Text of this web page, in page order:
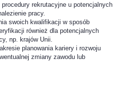
rekrutacyjne u potencjalnych
pracy.
swoich kwalifikacji w sposób
również dla potencjalnych
np. krajów Unii.
planowania kariery i rozwoju
zmiany zawodu lub